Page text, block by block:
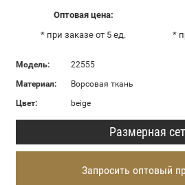
Оптовая цена:
* при заказе от 5 ед.
*
Модель:
22555
Материал:
Ворсовая ткань
Цвет:
beige
Размерная
Запросить оптовый